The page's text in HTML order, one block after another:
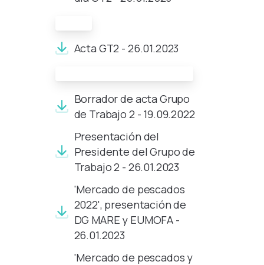
Acta GT2 - 26.01.2023
Borrador de acta Grupo
de Trabajo 2 - 19.09.2022
Presentación del
Presidente del Grupo de
Trabajo 2 - 26.01.2023
'Mercado de pescados
2022', presentación de
DG MARE y EUMOFA -
26.01.2023
'Mercado de pescados y